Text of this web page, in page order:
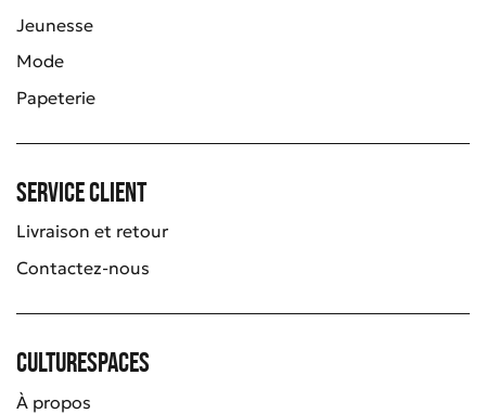
Jeunesse
Mode
Papeterie
Service client
Livraison et retour
Contactez-nous
Culturespaces
À propos